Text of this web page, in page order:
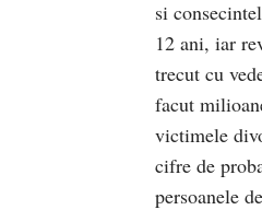
si
12 ani, iar
trecut cu
facut
victimele
cifre de
persoanele